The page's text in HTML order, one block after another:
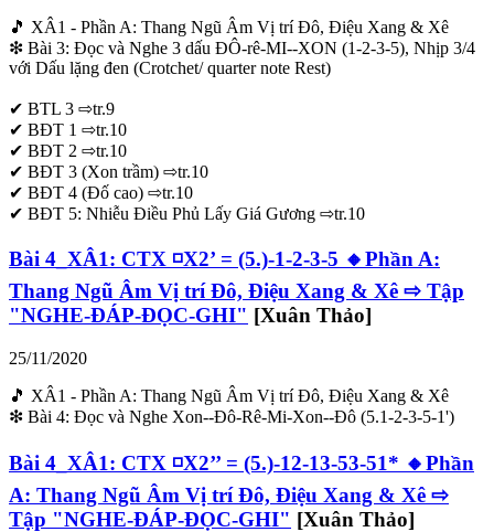
🎵 XÂ1 - Phần A: Thang Ngũ Âm Vị trí Đô, Điệu Xang & Xê
❇ Bài 3: Đọc và Nghe 3 dấu ĐÔ-rê-MI--XON (1-2-3-5), Nhịp 3/4
với Dấu lặng đen (Crotchet/ quarter note Rest)
✔ BTL 3 ⇨tr.9
✔ BĐT 1 ⇨tr.10
✔ BĐT 2 ⇨tr.10
✔ BĐT 3 (Xon trầm) ⇨tr.10
✔ BĐT 4 (Đố cao) ⇨tr.10
✔ BĐT 5: Nhiễu Điều Phủ Lấy Giá Gương ⇨tr.10
Bài 4_XÂ1: CTX ◽X2’ = (5.)-1-2-3-5 🔸Phần A:
Thang Ngũ Âm Vị trí Đô, Điệu Xang & Xê ⇨ Tập
"NGHE-ĐÁP-ĐỌC-GHI" [Xuân Thảo]
25/11/2020
🎵 XÂ1 - Phần A: Thang Ngũ Âm Vị trí Đô, Điệu Xang & Xê
❇ Bài 4: Đọc và Nghe Xon--Đô-Rê-Mi-Xon--Đô (5.1-2-3-5-1')
Bài 4_XÂ1: CTX ◽X2’’ = (5.)-12-13-53-51* 🔸Phần
A: Thang Ngũ Âm Vị trí Đô, Điệu Xang & Xê ⇨
Tập "NGHE-ĐÁP-ĐỌC-GHI" [Xuân Thảo]